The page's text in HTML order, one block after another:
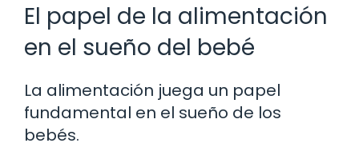
El papel de la alimentación
en el sueño del bebé
La alimentación juega un papel
fundamental en el sueño de los
bebés.